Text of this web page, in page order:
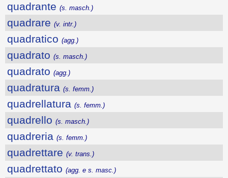
quadrante (s. masch.)
quadrare (v. intr.)
quadratico (agg.)
quadrato (s. masch.)
quadrato (agg.)
quadratura (s. femm.)
quadrellatura (s. femm.)
quadrello (s. masch.)
quadreria (s. femm.)
quadrettare (v. trans.)
quadrettato (agg. e s. masc.)